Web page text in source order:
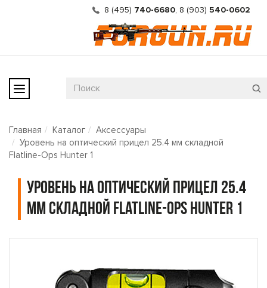
8 (495) 740-6680, 8 (903) 540-0602
Главная Каталог
Аксессуары
Уровень на оптический прицел 25.4 мм складной
Flatline-Ops Hunter 1
Уровень на оптический прицел 25.4
мм складной Flatline-Ops Hunter 1